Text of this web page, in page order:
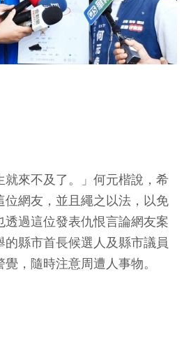
就來不及了。」何元楷說，希
位網友，並且繩之以法，以免
透過這位發表仇恨言論網友案
的縣市首長候選人及縣市議員
，隨時注意周遭人事物。